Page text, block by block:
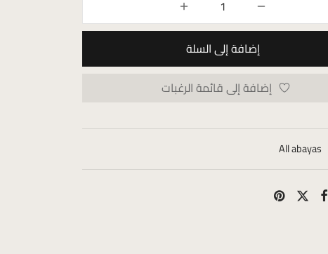
إضافة إلى السلة
إضافة إلى قائمة الرغبات
All abayas